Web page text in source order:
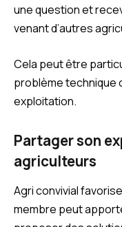
une question et
venant d’autres
Cela peut être
problème technique
exploitation.
Partager son
agriculteurs
Agri convivial
membre peut